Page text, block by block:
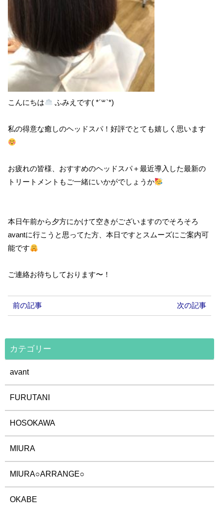
こんにちは ふみえです(​ *´꒳`*​)
私の得意な癒しのヘッドスパ！好評でとても嬉しく思います
お疲れの皆様、おすすめのヘッドスパ＋最近導入した最新の
トリートメントもご一緒にいかがでしょうか
本日午前から夕方にかけて空きがございますのでそろそろ
avantに行こうと思ってた方、本日ですとスムーズにご案内可
能です
ご連絡お待ちしております〜！
前の記事 次の記事
カテゴリー
avant
FURUTANI
HOSOKAWA
MIURA
MIURA○ARRANGE○
OKABE